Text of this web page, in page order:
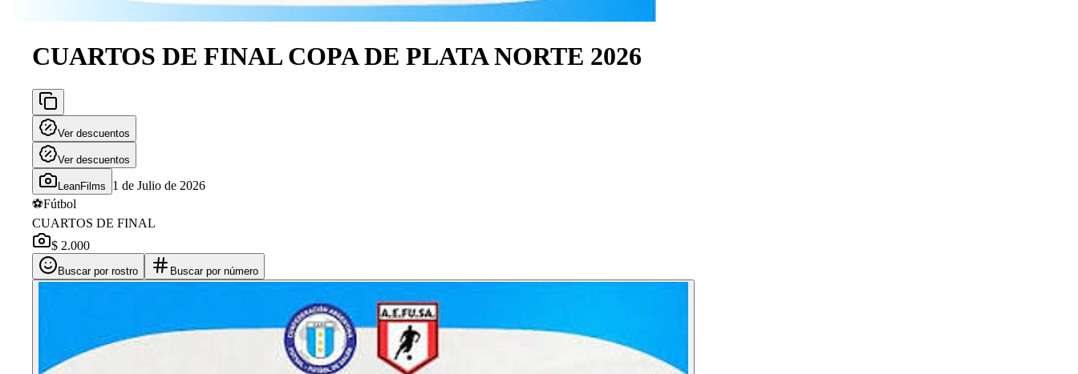
CUARTOS DE FINAL COPA DE PLATA NORTE 2026
Ver descuentos
Ver descuentos
LeanFilms
1 de Julio de 2026
⚽Fútbol
CUARTOS DE FINAL
$ 2.000
Buscar por rostro Buscar por número